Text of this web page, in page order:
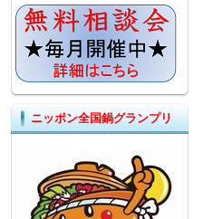
ニッポン全国鍋グランプリ